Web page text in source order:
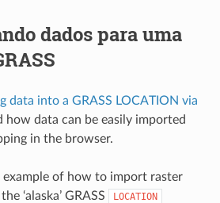
dados para uma
data into a GRASS LOCATION via
data can be easily imported
in the browser.
example of how to import raster
‘alaska’ GRASS
LOCATION